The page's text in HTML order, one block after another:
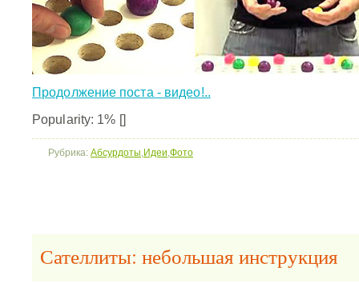
Продолжение поста - видео!..
Popularity: 1% []
Рубрика: Абсурдоты,Идеи,Фото
Сателлиты: небольшая инструкция